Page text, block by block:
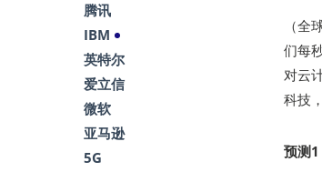
（
们每
对云
科技
预测1
腾讯
IBM
英特尔
爱立信
微软
亚马逊
5G